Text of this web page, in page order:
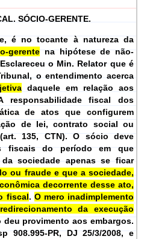
SÓCIO-GERENTE.
é no tocante à natureza da
gerente na hipótese de não-
o Min. Relator que é
o entendimento acerca
daquele em relação aos
responsabilidade fiscal dos
de atos que configurem
de lei, contrato social ou
135, CTN). O sócio deve
fiscais do período em que
da sociedade apenas se ficar
ou fraude e que a sociedade,
decorrente desse ato,
fiscal. O mero inadimplemento
da execução
deu provimento aos embargos.
908.995-PR, DJ 25/3/2008, e